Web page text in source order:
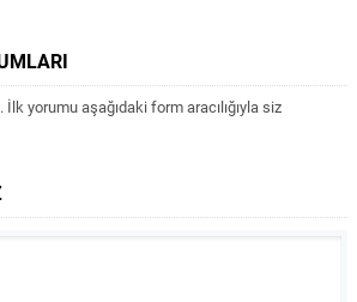
İlk yorumu aşağıdaki form aracılığıyla siz